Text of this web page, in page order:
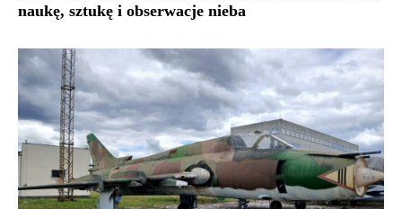
naukę, sztukę i obserwacje nieba